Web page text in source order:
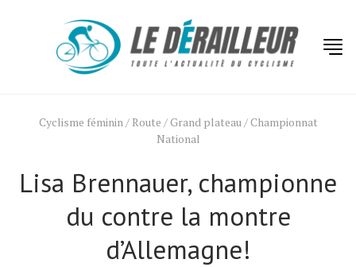
Cyclisme féminin/ Route / Grand plateau/ Championnat
National
Lisa Brennauer, championne
du contre la montre
d’Allemagne!